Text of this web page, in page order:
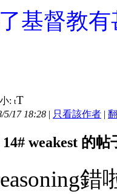
基督教
: tT
5/17 18:28 | 只看該作者 |
14# weakest 的帖